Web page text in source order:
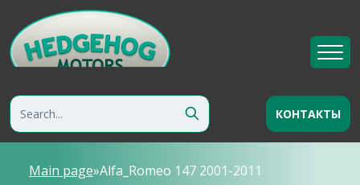
КОНТАКТЫ
Main page»Alfa_Romeo 147 2001-2011